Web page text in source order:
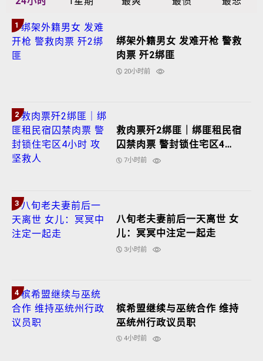
1
绑架外籍男女 发难开枪 警救
肉票 歼2绑匪
20小时前
2
救肉票歼2绑匪｜绑匪租民宿
囚禁肉票 警封锁住宅区4小
时 攻坚救人
7小时前
3
八旬老夫妻前后一天离世 女
儿：冥冥中注定一起走
3小时前
4
槟希盟继续与巫统合作 维持
巫统州行政议员职
4小时前